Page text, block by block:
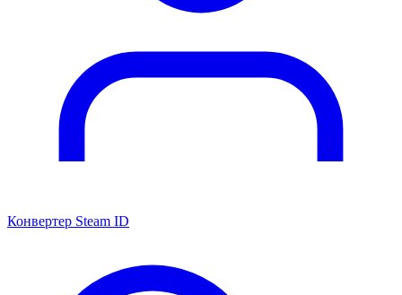
Конвертер Steam ID